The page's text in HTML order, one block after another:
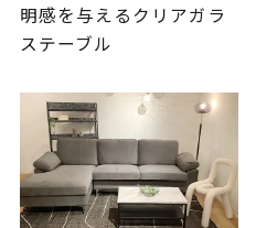
明感を与えるクリアガラ
ステーブル